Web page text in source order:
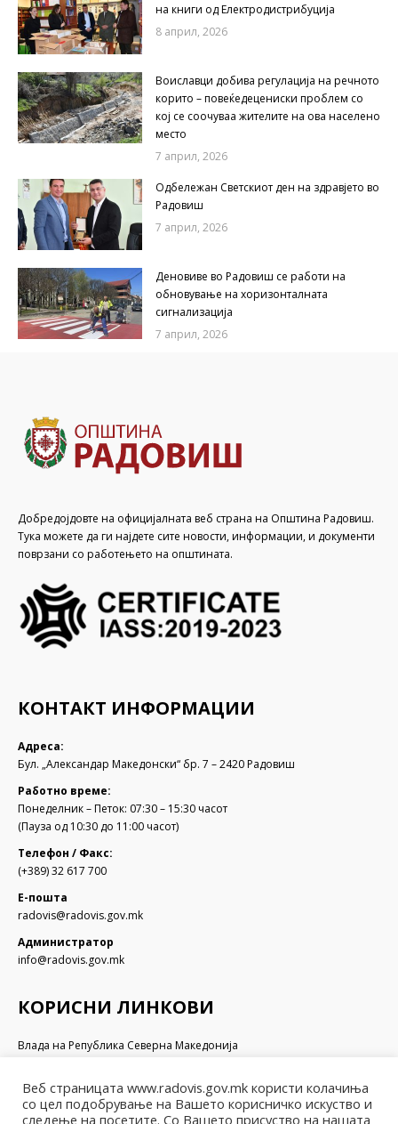
на книги од Електродистрибуција
8 април, 2026
Воиславци добива регулација на речното
корито – повеќедецениски проблем со
кој се соочуваа жителите на ова населено
место
7 април, 2026
Одбележан Светскиот ден на здравјето во
Радовиш
7 април, 2026
Деновиве во Радовиш се работи на
обновување на хоризонталната
сигнализација
7 април, 2026
Добредојдовте на официјалната веб страна на Општина Радовиш.
Тука можете да ги најдете сите новости, информации, и документи
поврзани со работењето на општината.
КОНТАКТ ИНФОРМАЦИИ
Адреса:
Бул. „Александар Македонски“ бр. 7 – 2420 Радовиш
Работно време:
Понеделник – Петок: 07:30 – 15:30 часот
(Пауза од 10:30 до 11:00 часот)
Телефон / Факс:
(+389) 32 617 700
Е-пошта
radovis@radovis.gov.mk
Администратор
info@radovis.gov.mk
КОРИСНИ ЛИНКОВИ
Влада на Република Северна Македонија
Министерство за финансии
Министерство за транспорт и врски
Министерство за локална самоуправа
Веб страницата www.radovis.gov.mk користи колачиња
со цел подобрување на Вашето корисничко искуство и
следење на посетите. Со Вашето присуство на нашата